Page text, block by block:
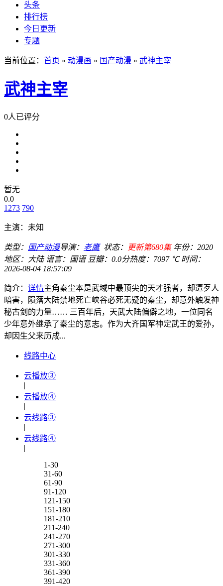
头条
排行榜
今日更新
专题
当前位置： 首页 » 动漫画 » 国产动漫 » 武神主宰
武神主宰
0人已评分
暂无
0.0
1273 790
主演： 未知
类型： 国产动漫导演： 老鹰 状态： 更新第680集 年份： 2020
地区：
大陆 语言： 国语 豆瓣：0.0分热度：7097 ℃ 时间：
2026-08-04 18:57:09
简介： 详情主角秦尘本是武域中最顶尖的天才强者，却遭歹人
暗害，陨落大陆禁地死亡峡谷必死无疑的秦尘，却意外触发神
秘古剑的力量…… 三百年后，天武大陆偏僻之地，一位同名
少年意外继承了秦尘的意志。作为大齐国军神定武王的爱孙，
却因生父来历成...
线路中心
云播放③
|
云播放④
|
云线路③
|
云线路④
|
1-30
31-60
61-90
91-120
121-150
151-180
181-210
211-240
241-270
271-300
301-330
331-360
361-390
391-420